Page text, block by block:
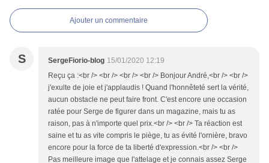
Ajouter un commentaire
S SergeFiorio-blog 15/01/2020 12:19
Reçu ça :<br /> <br /> <br /> <br /> Bonjour André,<br /> <br />
j'exulte de joie et j'applaudis ! Quand l'honnêteté sert la vérité,
aucun obstacle ne peut faire front. C'est encore une occasion
ratée pour Serge de figurer dans un magazine, mais tu as
raison, pas à n'importe quel prix.<br /> <br /> Ta réaction est
saine et tu as vite compris le piège, tu as évité l'ornière, bravo
encore pour la force de ta liberté d'expression.<br /> <br />
Pas meilleure image que l'attelage et je connais assez Serge